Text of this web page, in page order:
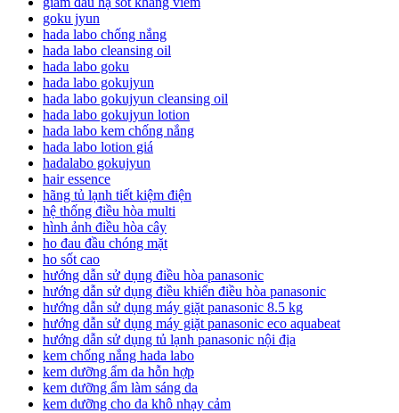
goku jyun
hada labo chống nắng
hada labo cleansing oil
hada labo goku
hada labo gokujyun
hada labo gokujyun cleansing oil
hada labo gokujyun lotion
hada labo kem chống nắng
hada labo lotion giá
hadalabo gokujyun
hair essence
hãng tủ lạnh tiết kiệm điện
hệ thống điều hòa multi
hình ảnh điều hòa cây
ho đau đầu chóng mặt
ho sốt cao
hướng dẫn sử dụng điều hòa panasonic
hướng dẫn sử dụng điều khiển điều hòa panasonic
hướng dẫn sử dụng máy giặt panasonic 8.5 kg
hướng dẫn sử dụng máy giặt panasonic eco aquabeat
hướng dẫn sử dụng tủ lạnh panasonic nội địa
kem chống nắng hada labo
kem dưỡng ẩm da hỗn hợp
kem dưỡng ẩm làm sáng da
kem dưỡng cho da khô nhạy cảm